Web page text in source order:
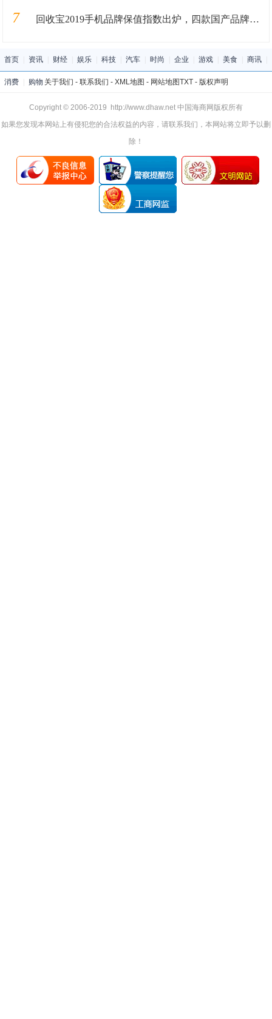
7 回收宝2019手机品牌保值指数出炉，四款国产品牌保值率超华为
首页 资讯 财经 娱乐 科技 汽车 时尚 企业 游戏 美食 商讯
消费 购物 关于我们 - 联系我们 - XML地图 - 网站地图TXT- 版权声明
Copyright © 2006-2019 http://www.dhaw.net 中国海商网版权所有
如果您发现本网站上有侵犯您的合法权益的内容，请联系我们，本网站将立即予以删
除！